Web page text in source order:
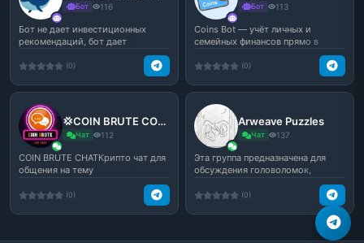
Бот 116
Бот не дает инвестиционных
рекомендаций, бот дает
справочную общедоступную ин...
(0)
Бот 113
Coins Bot — учёт личных и
семейных финансов прямо в
Telegram.Возможности:Запи...
(0)
💢COIN BRUTE COMMUNITY💢
Чат 112
COIN BRUTE CHATКрипто чат для
общения на тему
криптовалют.Спасибо за то, что
...
(0)
Arweave Puzzles
Чат 137
Эта группа предназначена для
обсуждения головоломок,
(0)